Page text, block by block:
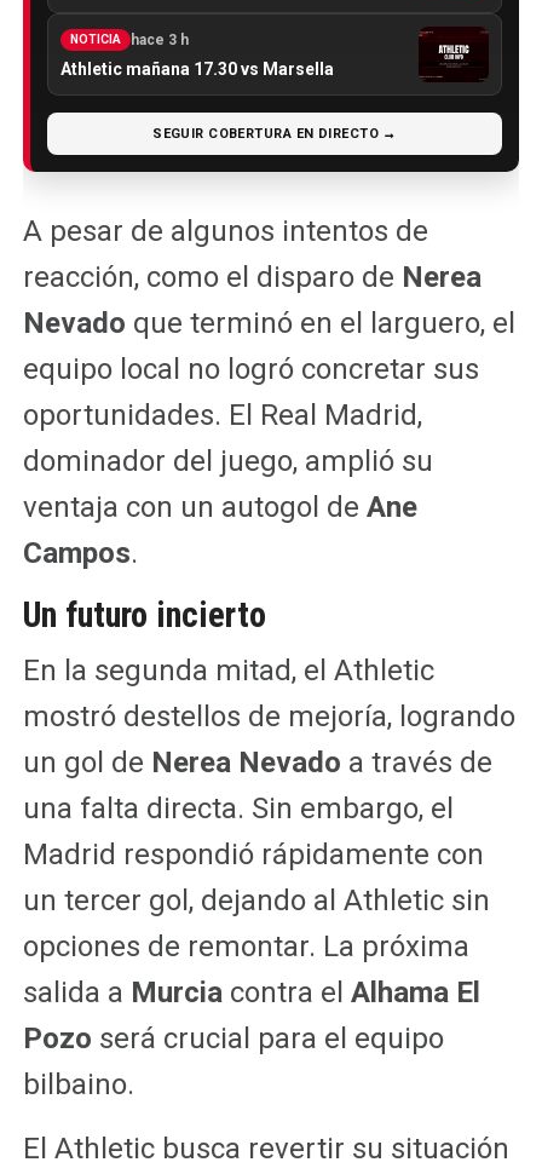
NOTICIA hace 3 h
Athletic mañana 17.30 vs Marsella
SEGUIR COBERTURA EN DIRECTO →
A pesar de algunos intentos de
reacción, como el disparo de Nerea
Nevado que terminó en el larguero, el
equipo local no logró concretar sus
oportunidades. El Real Madrid,
dominador del juego, amplió su
ventaja con un autogol de Ane
Campos.
Un futuro incierto
En la segunda mitad, el Athletic
mostró destellos de mejoría, logrando
un gol de Nerea Nevado a través de
una falta directa. Sin embargo, el
Madrid respondió rápidamente con
un tercer gol, dejando al Athletic sin
opciones de remontar. La próxima
salida a Murciacontra el Alhama El
Pozo será crucial para el equipo
bilbaino.
El Athletic busca revertir su situación